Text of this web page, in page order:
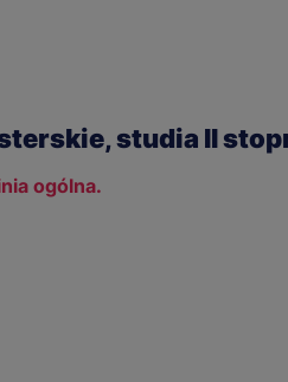
studia II
ogólna.